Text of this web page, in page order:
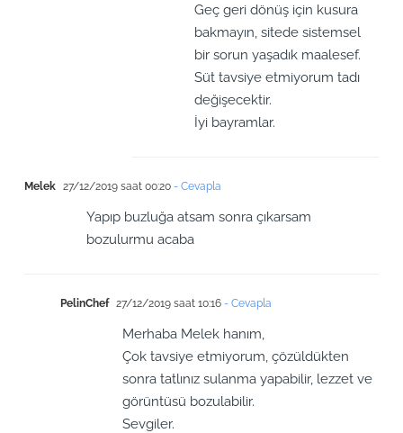
Geç geri dönüş için kusura
bakmayın, sitede sistemsel
bir sorun yaşadık maalesef.
Süt tavsiye etmiyorum tadı
değişecektir.
İyi bayramlar.
Melek 27/12/2019 saat 00:20- Cevapla
Yapıp buzluğa atsam sonra çıkarsam
bozulurmu acaba
PelinChef 27/12/2019 saat 10:16- Cevapla
Merhaba Melek hanım,
Çok tavsiye etmiyorum, çözüldükten
sonra tatlınız sulanma yapabilir, lezzet ve
görüntüsü bozulabilir.
Sevgiler.